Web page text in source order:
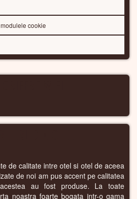
cookie
de calitate intre otel si otel de aceea
de noi am pus accent pe calitatea
au fost produse. La toate
noastra foarte bogata intr-o gama